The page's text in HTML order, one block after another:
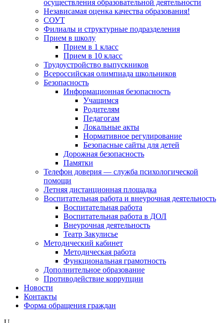
осуществления образовательной деятельности
Независамая оценка качества образования!
СОУТ
Филиалы и структурные подразделения
Прием в школу
Прием в 1 класс
Прием в 10 класс
Трудоустройство выпускников
Всероссийская олимпиада школьников
Безопасность
Информационная безопасность
Учащимся
Родителям
Педагогам
Локальные акты
Нормативное регулирование
Безопасные сайты для детей
Дорожная безопасность
Памятки
Телефон доверия — служба психологической
помощи
Летняя дистанционная площадка
Воспитательная работа и внеурочная деятельность
Воспитательная работа
Воспитательная работа в ДОЛ
Внеурочная деятельность
Театр Закулисье
Методический кабинет
Методическая работа
Функциональная грамотность
Дополнительное образование
Противодействие коррупции
Новости
Контакты
Форма обращения граждан